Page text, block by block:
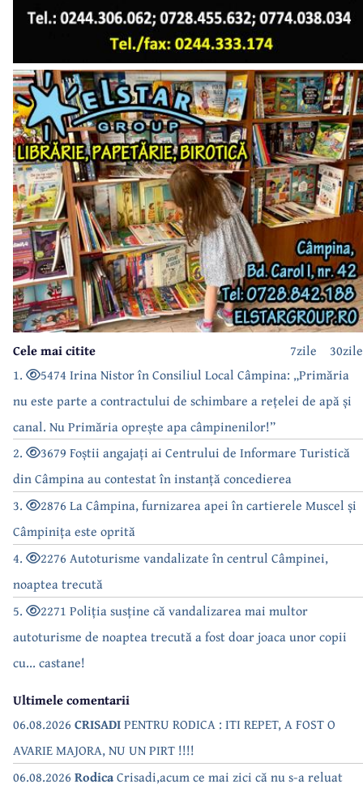
30zile
7zile
Cele mai citite
1.
5474 Irina Nistor în Consiliul Local Câmpina: „Primăria
nu este parte a contractului de schimbare a rețelei de apă și
canal. Nu Primăria oprește apa câmpinenilor!”
2.
3679 Foștii angajați ai Centrului de Informare Turistică
din Câmpina au contestat în instanță concedierea
3.
2876 La Câmpina, furnizarea apei în cartierele Muscel și
Câmpinița este oprită
4.
2276 Autoturisme vandalizate în centrul Câmpinei,
noaptea trecută
5.
2271 Poliția susține că vandalizarea mai multor
autoturisme de noaptea trecută a fost doar joaca unor copii
cu... castane!
Ultimele comentarii
06.08.2026 CRISADIPENTRU RODICA : ITI REPET, A FOST O
AVARIE MAJORA, NU UN PIRT !!!!
06.08.2026 RodicaCrisadi,acum ce mai zici că nu s-a reluat